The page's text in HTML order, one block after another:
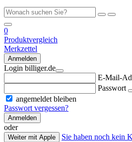
0
Produktvergleich
Merkzettel
Anmelden
Login billiger.de
E-Mail-
Passwort
angemeldet bleiben
Passwort vergessen?
Anmelden
oder
Weiter mit Apple
Sie haben noch kein